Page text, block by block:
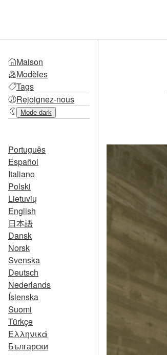
Maison
Modèles
Tags
Rejoignez-nous
Mode dark
Português
Español
Italiano
Polski
Lietuvių
English
日本語
Dansk
Norsk
Svenska
Deutsch
Nederlands
Íslenska
Suomi
Türkçe
Ελληνικά
Български